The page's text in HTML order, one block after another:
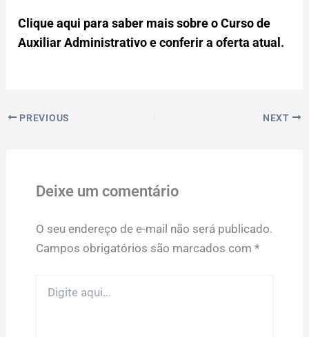
Clique aqui para saber mais sobre o Curso de
Auxiliar Administrativo e conferir a oferta atual.
PREVIOUS NEXT
Deixe um comentário
O seu endereço de e-mail não será publicado.
Campos obrigatórios são marcados com *
aqui...